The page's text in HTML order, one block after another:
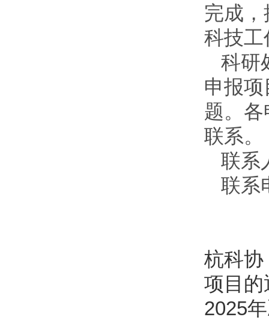
完成，
科技工
科研
申报
题。
联系。
联系
联系
杭科协
项目的
2025